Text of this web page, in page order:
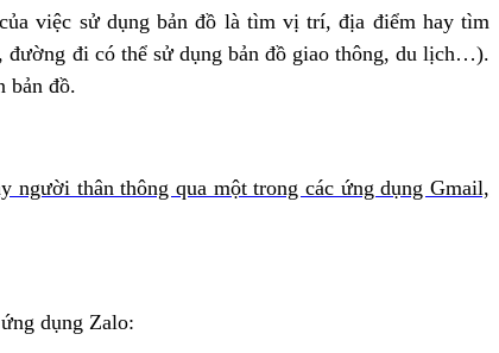
việc sử dụng bản đồ là tìm vị trí, địa điểm hay tìm
đi có thể sử dụng bản đồ giao thông, du lịch…).
bản đồ.
người thân thông qua một trong các ứng dụng Gmail,
dụng Zalo: